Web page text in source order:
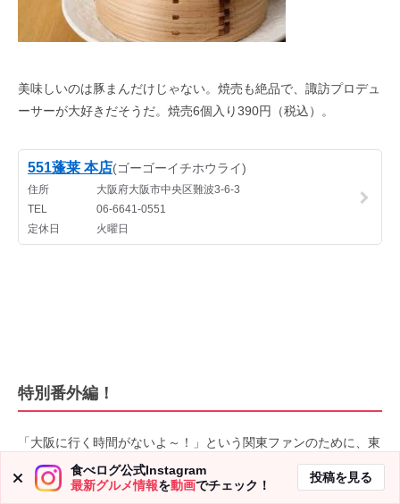
美味しいのは豚まんだけじゃない。焼売も絶品で、諏訪プロデュ
ーサーが大好きだそうだ。焼売6個入り390円（税込）。
特別番外編！
「大阪に行く時間がないよ～！」という関東ファンのために、東
京で青山先生が大好きなお店も聞いちゃいました！
食べログ公式Instagram
最新グルメ情報を動画でチェック！
投稿を見る